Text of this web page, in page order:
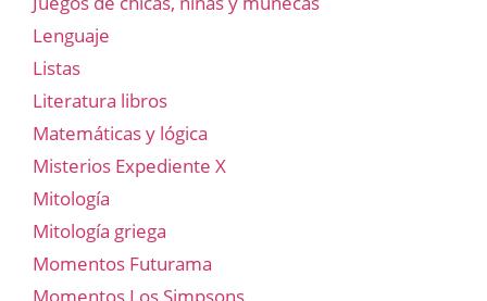
Lenguaje
Listas
Literatura libros
Matemáticas y lógica
Misterios Expediente X
Mitología
Mitología griega
Momentos Futurama
Momentos Los Simpsons